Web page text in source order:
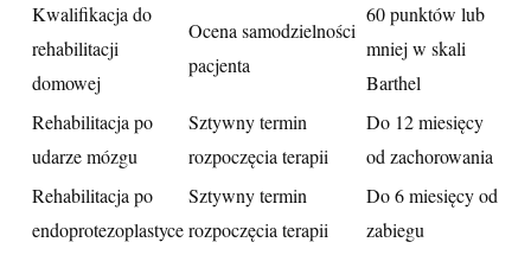
Kwalifikacja do
rehabilitacji
domowej
Ocena samodzielności
pacjenta
60 punktów lub
mniej w skali
Barthel
Rehabilitacja po
udarze mózgu
Sztywny termin
rozpoczęcia terapii
Do 12 miesięcy
od zachorowania
Rehabilitacja po
endoprotezoplastyce
Sztywny termin
rozpoczęcia terapii
Do 6 miesięcy od
zabiegu